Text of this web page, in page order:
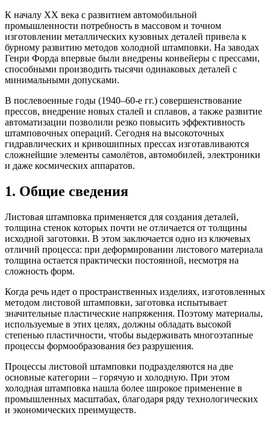
К началу XX века с развитием автомобильной
промышленности потребность в массовом и точном
изготовлении металлических кузовных деталей привела к
бурному развитию методов холодной штамповки. На заводах
Генри Форда впервые были внедрены конвейеры с прессами,
способными производить тысячи одинаковых деталей с
минимальными допусками.
В послевоенные годы (1940–60-е гг.) совершенствование
прессов, внедрение новых сталей и сплавов, а также развитие
автоматизации позволили резко повысить эффективность
штамповочных операций. Сегодня на высокоточных
гидравлических и кривошипных прессах изготавливаются
сложнейшие элементы самолётов, автомобилей, электроники
и даже космических аппаратов.
1. Общие сведения
Листовая штамповка применяется для создания деталей,
толщина стенок которых почти не отличается от толщины
исходной заготовки. В этом заключается одно из ключевых
отличий процесса: при деформировании листового материала
толщина остается практически постоянной, несмотря на
сложность форм.
Когда речь идет о пространственных изделиях, изготовленных
методом листовой штамповки, заготовка испытывает
значительные пластические напряжения. Поэтому материалы,
используемые в этих целях, должны обладать высокой
степенью пластичности, чтобы выдерживать многоэтапные
процессы формообразования без разрушения.
Процессы листовой штамповки подразделяются на две
основные категории – горячую и холодную. При этом
холодная штамповка нашла более широкое применение в
промышленных масштабах, благодаря ряду технологических
и экономических преимуществ.